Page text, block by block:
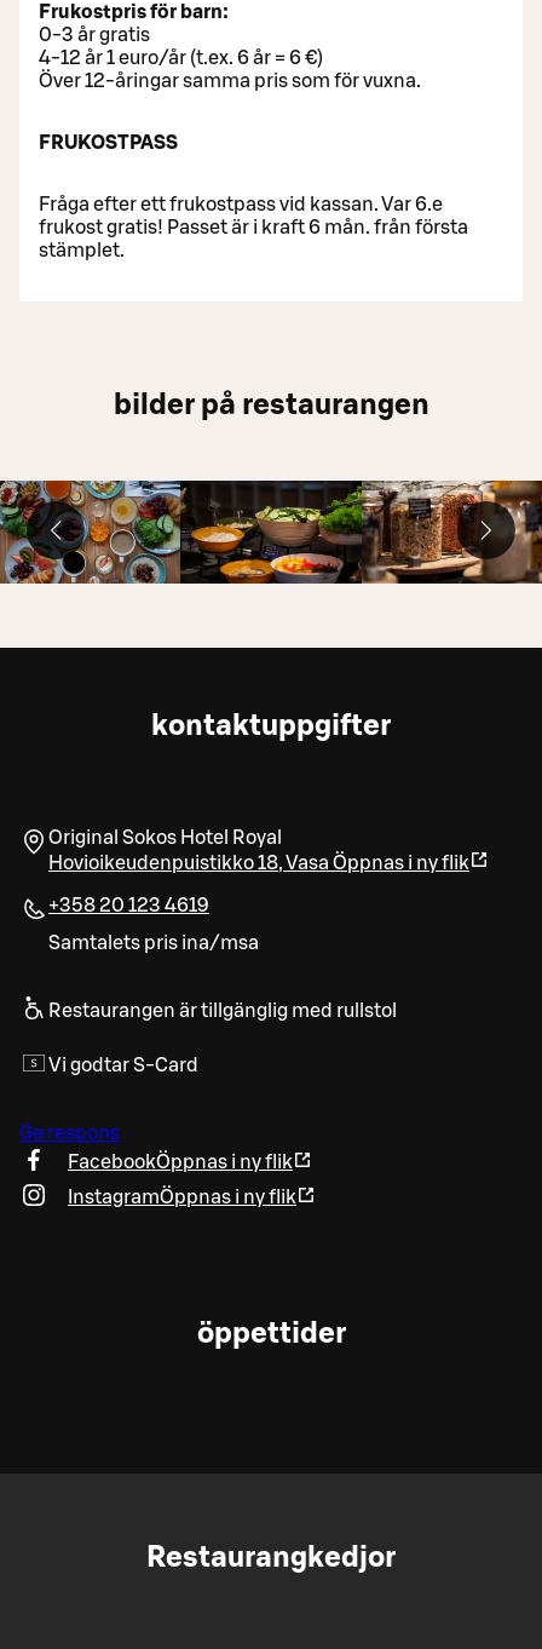
Frukostpris för barn:
0-3 år gratis
4-12 år 1 euro/år (t.ex. 6 år = 6 €)
Över 12-åringar samma pris som för vuxna.
FRUKOSTPASS
Fråga efter ett frukostpass vid kassan. Var 6.e
frukost gratis! Passet är i kraft 6 mån. från första
stämplet.
bilder på restaurangen
kontaktuppgifter
Original Sokos Hotel Royal
Hovioikeudenpuistikko 18,Vasa Öppnas i ny flik
+358 20 123 4619
Samtalets pris ina/msa
Restaurangen är tillgänglig med rullstol
Vi godtar S-Card
Ge respons
FacebookÖppnas i ny flik
InstagramÖppnas i ny flik
öppettider
Restaurangkedjor